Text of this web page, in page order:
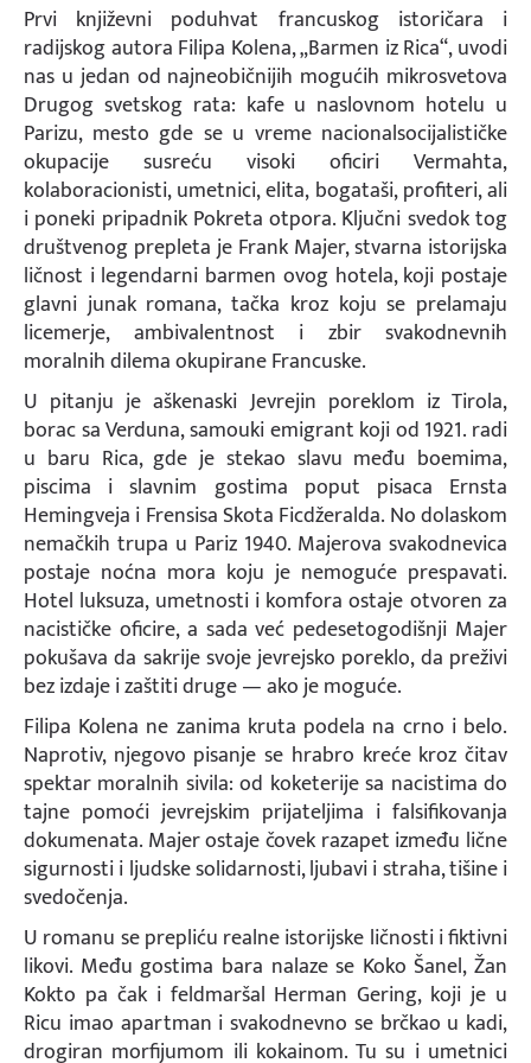
Prvi književni poduhvat francuskog istoričara i
radijskog autora Filipa Kolena, „Barmen iz Rica“, uvodi
nas u jedan od najneobičnijih mogućih mikrosvetova
Drugog svetskog rata: kafe u naslovnom hotelu u
Parizu, mesto gde se u vreme nacionalsocijalističke
okupacije susreću visoki oficiri Vermahta,
kolaboracionisti, umetnici, elita, bogataši, profiteri, ali
i poneki pripadnik Pokreta otpora. Ključni svedok tog
društvenog prepleta je Frank Majer, stvarna istorijska
ličnost i legendarni barmen ovog hotela, koji postaje
glavni junak romana, tačka kroz koju se prelamaju
licemerje, ambivalentnost i zbir svakodnevnih
moralnih dilema okupirane Francuske.
U pitanju je aškenaski Jevrejin poreklom iz Tirola,
borac sa Verduna, samouki emigrant koji od 1921. radi
u baru Rica, gde je stekao slavu među boemima,
piscima i slavnim gostima poput pisaca Ernsta
Hemingveja i Frensisa Skota Ficdžeralda. No dolaskom
nemačkih trupa u Pariz 1940. Majerova svakodnevica
postaje noćna mora koju je nemoguće prespavati.
Hotel luksuza, umetnosti i komfora ostaje otvoren za
nacističke oficire, a sada već pedesetogodišnji Majer
pokušava da sakrije svoje jevrejsko poreklo, da preživi
bez izdaje i zaštiti druge — ako je moguće.
Filipa Kolena ne zanima kruta podela na crno i belo.
Naprotiv, njegovo pisanje se hrabro kreće kroz čitav
spektar moralnih sivila: od koketerije sa nacistima do
tajne pomoći jevrejskim prijateljima i falsifikovanja
dokumenata. Majer ostaje čovek razapet između lične
sigurnosti i ljudske solidarnosti, ljubavi i straha, tišine i
svedočenja.
U romanu se prepliću realne istorijske ličnosti i fiktivni
likovi. Među gostima bara nalaze se Koko Šanel, Žan
Kokto pa čak i feldmaršal Herman Gering, koji je u
Ricu imao apartman i svakodnevno se brčkao u kadi,
drogiran morfijumom ili kokainom. Tu su i umetnici